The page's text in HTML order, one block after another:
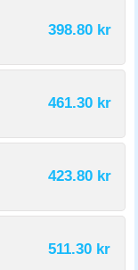
398.80 kr
461.30 kr
423.80 kr
511.30 kr